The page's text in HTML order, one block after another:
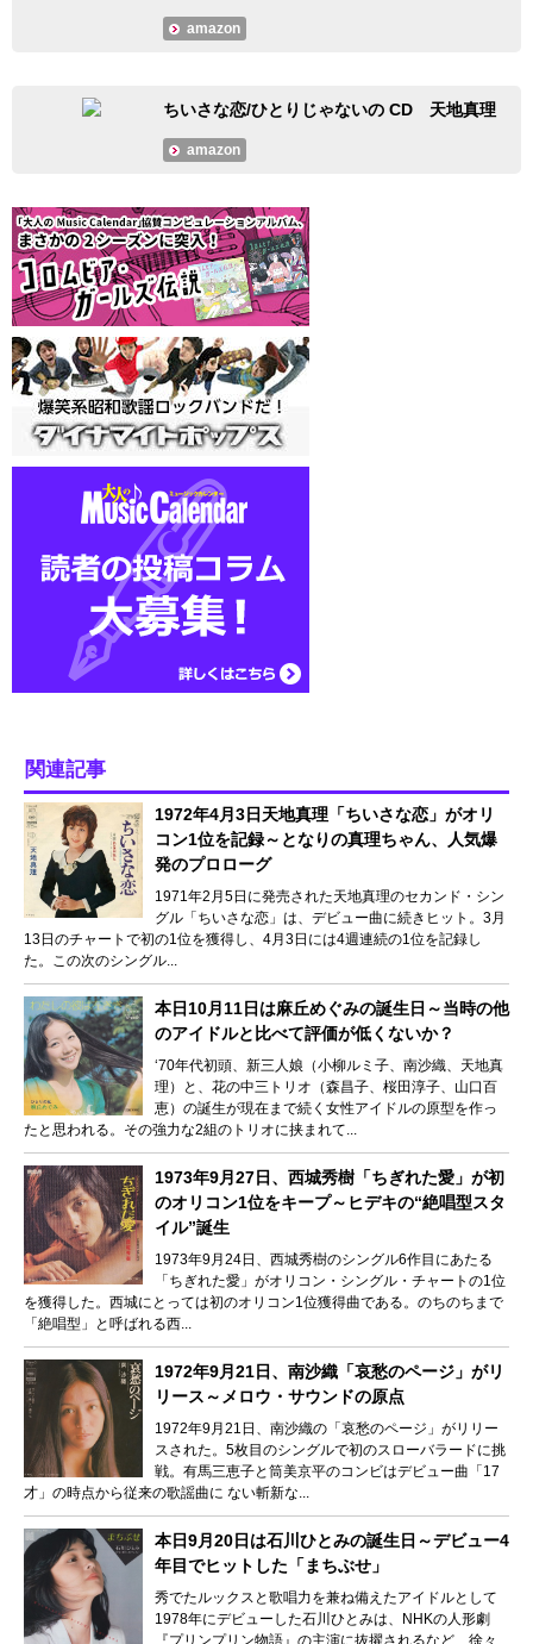
amazon
ちいさな恋/ひとりじゃないの CD 天地真理
amazon
関連記事
1972年4月3日天地真理「ちいさな恋」がオリ
コン1位を記録～となりの真理ちゃん、人気爆
発のプロローグ
1971年2月5日に発売された天地真理のセカンド・シン
グル「ちいさな恋」は、デビュー曲に続きヒット。3月
13日のチャートで初の1位を獲得し、4月3日には4週連続の1位を記録し
た。この次のシングル...
本日10月11日は麻丘めぐみの誕生日～当時の他
のアイドルと比べて評価が低くないか？
‘70年代初頭、新三人娘（小柳ルミ子、南沙織、天地真
理）と、花の中三トリオ（森昌子、桜田淳子、山口百
恵）の誕生が現在まで続く女性アイドルの原型を作っ
たと思われる。その強力な2組のトリオに挟まれて...
1973年9月27日、西城秀樹「ちぎれた愛」が初
のオリコン1位をキープ～ヒデキの“絶唱型スタ
イル”誕生
1973年9月24日、西城秀樹のシングル6作目にあたる
「ちぎれた愛」がオリコン・シングル・チャートの1位
を獲得した。西城にとっては初のオリコン1位獲得曲である。のちのちまで
「絶唱型」と呼ばれる西...
1972年9月21日、南沙織「哀愁のページ」がリ
リース～メロウ・サウンドの原点
1972年9月21日、南沙織の「哀愁のページ」がリリー
スされた。5枚目のシングルで初のスローバラードに挑
戦。有馬三恵子と筒美京平のコンビはデビュー曲「17
才」の時点から従来の歌謡曲に ない斬新な...
本日9月20日は石川ひとみの誕生日～デビュー4
年目でヒットした「まちぶせ」
秀でたルックスと歌唱力を兼ね備えたアイドルとして
1978年にデビューした石川ひとみは、NHKの人形劇